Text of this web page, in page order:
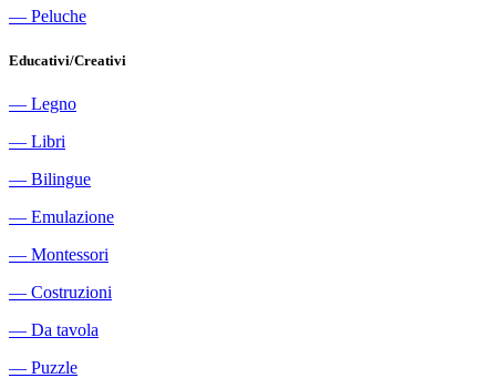
― Peluche
Educativi/Creativi
― Legno
― Libri
― Bilingue
― Emulazione
― Montessori
― Costruzioni
― Da tavola
― Puzzle